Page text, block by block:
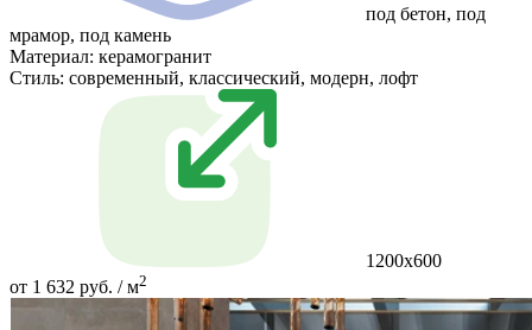
под бетон, под
мрамор, под камень
Материал: керамогранит
Стиль: современный, классический, модерн, лофт
1200x600
от 1 632 руб. / м2